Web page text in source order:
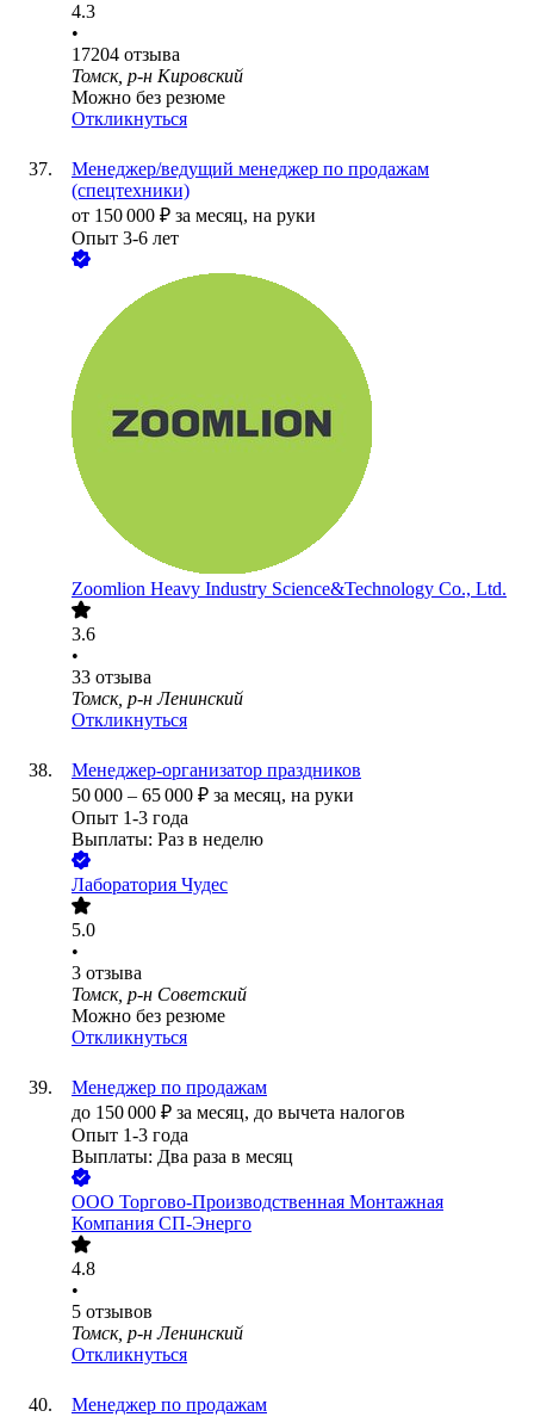
4.3
•
17204 отзыва
Томск, р-н Кировский
Можно без резюме
Откликнуться
Менеджер/ведущий менеджер по продажам
(спецтехники)
от 150 000 ₽ за месяц, на руки
Опыт 3-6 лет
Zoomlion Heavy Industry Science&Technology Co., Ltd.
3.6
•
33 отзыва
Томск, р-н Ленинский
Откликнуться
Менеджер-организатор праздников
50 000 – 65 000 ₽ за месяц, на руки
Опыт 1-3 года
Выплаты: Раз в неделю
Лаборатория Чудес
5.0
•
3 отзыва
Томск, р-н Советский
Можно без резюме
Откликнуться
Менеджер по продажам
до 150 000 ₽ за месяц, до вычета налогов
Опыт 1-3 года
Выплаты: Два раза в месяц
ООО Торгово-Производственная Монтажная
Компания СП-Энерго
4.8
•
5 отзывов
Томск, р-н Ленинский
Откликнуться
Менеджер по продажам